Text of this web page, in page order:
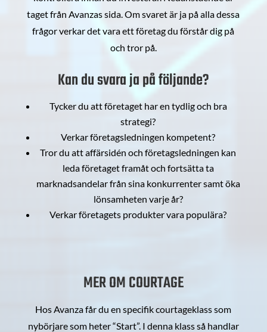
taget från Avanzas sida. Om svaret är ja på alla dessa
frågor verkar det vara ett företag du förstår dig på
och tror på.
Kan du svara ja på följande?
Tycker du att företaget har en tydlig och bra
strategi?
Verkar företagsledningen kompetent?
Tror du att affärsidén och företagsledningen kan
leda företaget framåt och fortsätta ta
marknadsandelar från sina konkurrenter samt öka
lönsamheten varje år?
Verkar företagets produkter vara populära?
MER OM COURTAGE
Hos Avanza får du en specifik courtageklass som
nybörjare som heter “Start”. I denna klass så handlar